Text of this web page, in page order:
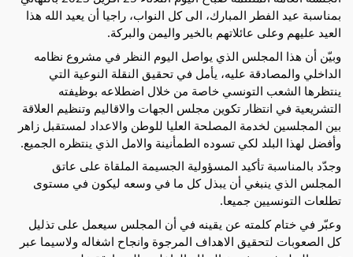
العيد عليهم وعلى عائلاتهم بالخير واليمن والبركة.
ينتظرها
وأفضل لهذا البلد لكي تسوده الطمأنينة والامل الذي ينتظره الجميع.
تطلعات التونسيين جميعا.